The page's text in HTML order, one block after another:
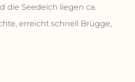
die Seedeich liegen ca.
erreicht schnell Brügge,